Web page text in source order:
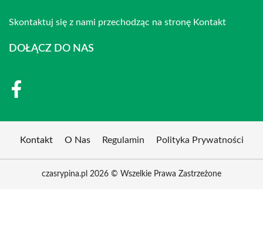
Skontaktuj się z nami przechodząc na stronę Kontakt
DOŁĄCZ DO NAS
Kontakt O Nas Regulamin Polityka Prywatności
czasrypina.pl 2026 © Wszelkie Prawa Zastrzeżone